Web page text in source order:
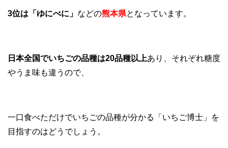
3位は「ゆにべに」 などの熊本県となっています。
日本全国でいちごの品種は20品種以上あり、それぞれ糖度
やうま味も違うので、
一口食べただけでいちごの品種が分かる「いちご博士」を
目指すのはどうでしょう。